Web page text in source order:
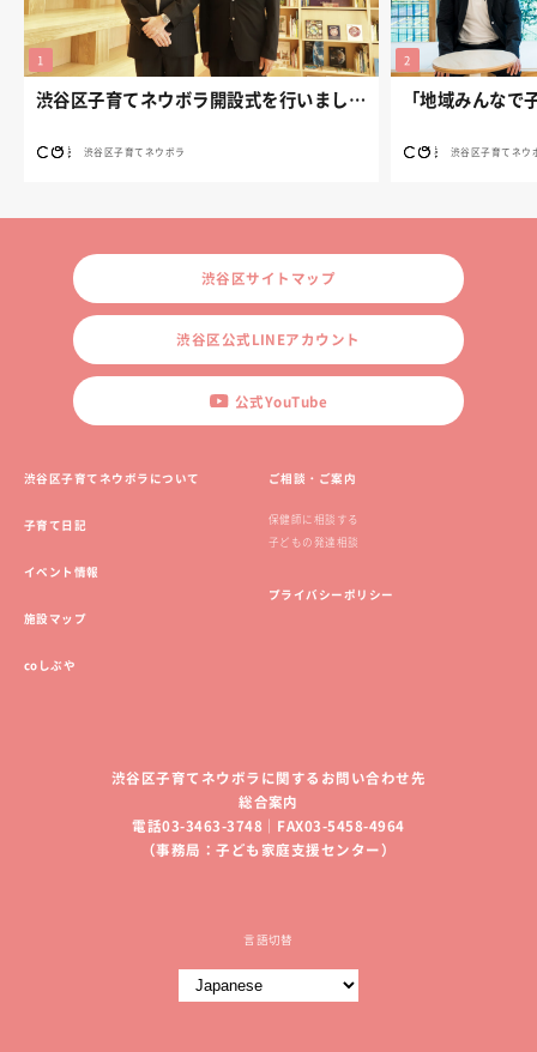
渋谷区子育てネウボラ開設式を行いました。
渋谷区子育てネウボラ 渋谷区子育てネウ
渋谷区サイトマップ
渋谷区公式LINEアカウント
公式YouTube
渋谷区子育てネウボラについて
子育て日記
イベント情報
施設マップ
coしぶや
ご相談・ご案内
保健師に相談する
子どもの発達相談
プライバシーポリシー
渋谷区子育てネウボラに関するお問い合わせ先
総合案内
電話03-3463-3748｜FAX03-5458-4964
（事務局：子ども家庭支援センター）
言語切替